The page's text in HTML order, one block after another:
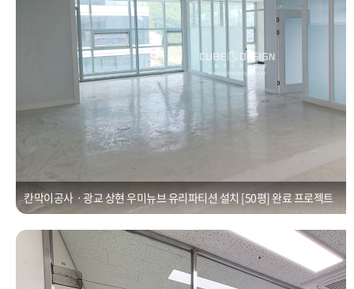
칸막이공사ㆍ광교 상현 우미뉴브 유리파티션 설치 [50평] 완료 프로젝트
유리칸막이ㆍ광교우미뉴브 사무실칸막이 공사 [30평]
Posted on2021년 1월 1일byCUBEDESIGN